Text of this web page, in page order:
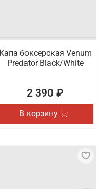
Капа боксерская Venum
Predator Black/White
2 390 ₽
В корзину